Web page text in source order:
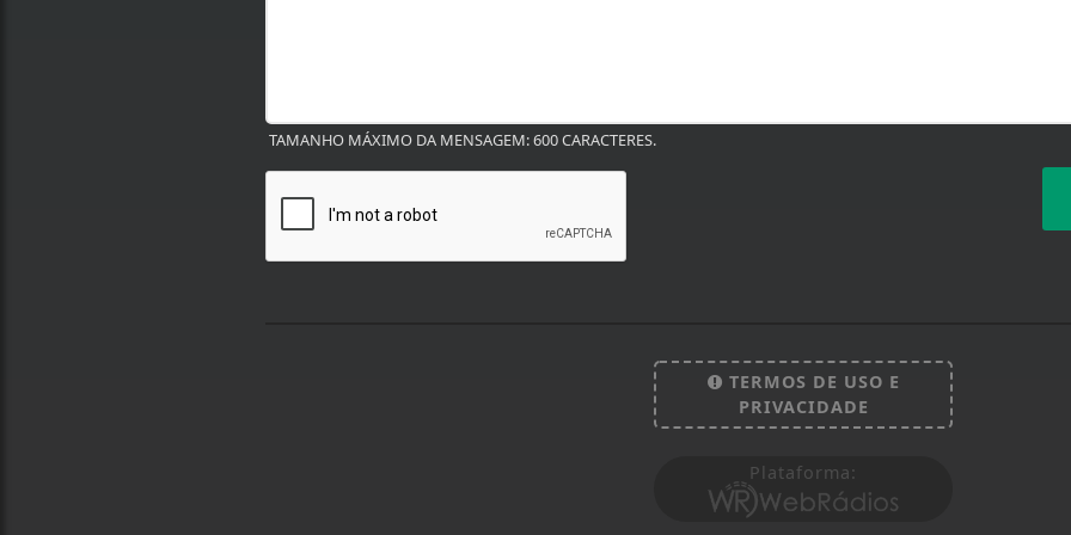
TAMANHO MÁXIMO DA MENSAGEM: 600 CARACTERES.
TERMOS DE USO E
PRIVACIDADE
Plataforma:
Esse site utiliza cookies para melhorar sua experiência de navegação. Ao continuar o acesso,